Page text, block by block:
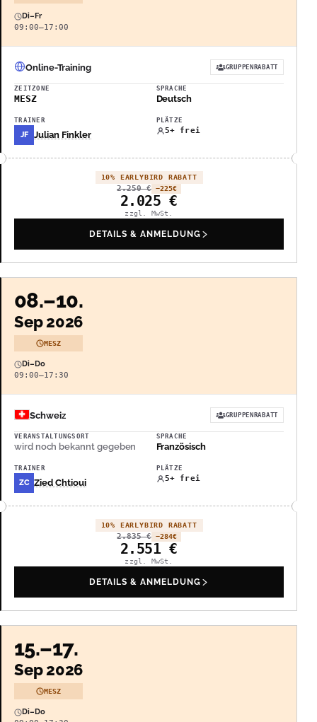
Di–Fr
09:00–17:00
Online-Training GRUPPENRABATT
ZEITZONE
MESZ
SPRACHE
Deutsch
TRAINER
JF Julian Finkler
PLÄTZE
5+ frei
10% EARLYBIRD RABATT
2.250€ −225€
2.025€
zzgl. MwSt.
DETAILS & ANMELDUNG
08.–10.
Sep 2026
MESZ
Di–Do
09:00–17:30
Schweiz GRUPPENRABATT
VERANSTALTUNGSORT
wird noch bekannt gegeben
SPRACHE
Französisch
TRAINER
ZC Zied Chtioui
PLÄTZE
5+ frei
10% EARLYBIRD RABATT
2.835€ −284€
2.551€
zzgl. MwSt.
DETAILS & ANMELDUNG
15.–17.
Sep 2026
MESZ
Di–Do